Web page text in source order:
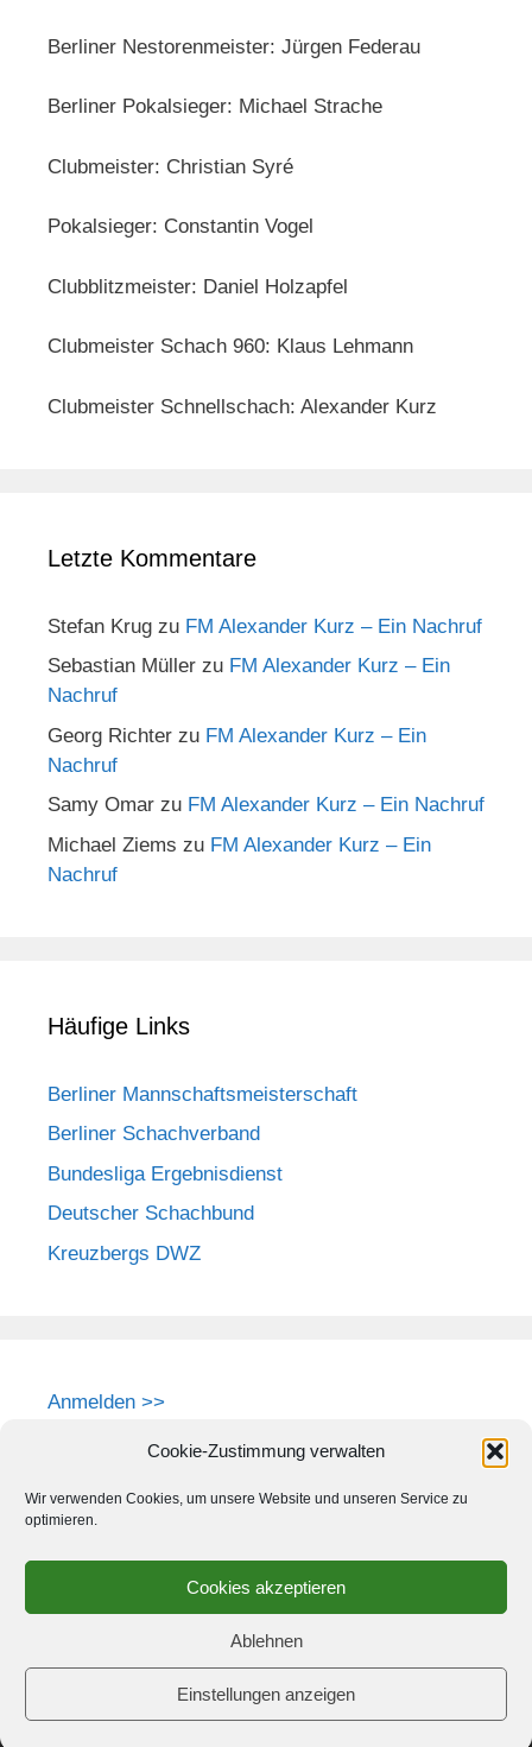
Cookie-Zustimmung verwalten
Wir verwenden Cookies, um unsere Website und unseren Service zu
optimieren.
Cookies akzeptieren
Ablehnen
Einstellungen anzeigen
Berliner Nestorenmeister: Jürgen Federau
Berliner Pokalsieger: Michael Strache
Clubmeister: Christian Syré
Pokalsieger: Constantin Vogel
Clubblitzmeister: Daniel Holzapfel
Clubmeister Schach 960: Klaus Lehmann
Clubmeister Schnellschach: Alexander Kurz
Letzte Kommentare
Stefan Krug zu FM Alexander Kurz – Ein Nachruf
Sebastian Müller zu FM Alexander Kurz – Ein
Nachruf
Georg Richter zu FM Alexander Kurz – Ein
Nachruf
Samy Omar zu FM Alexander Kurz – Ein Nachruf
Michael Ziems zu FM Alexander Kurz – Ein
Nachruf
Häufige Links
Berliner Mannschaftsmeisterschaft
Berliner Schachverband
Bundesliga Ergebnisdienst
Deutscher Schachbund
Kreuzbergs DWZ
Anmelden >>
© 2026 Schach-Club Kreuzberg e.V. GeneratePress